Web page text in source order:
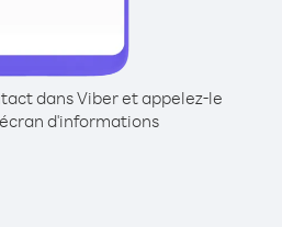
dans Viber et appelez-le
d'informations